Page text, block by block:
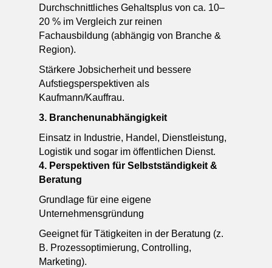
Durchschnittliches Gehaltsplus von ca. 10–
20 % im Vergleich zur reinen
Fachausbildung (abhängig von Branche &
Region).
Stärkere Jobsicherheit und bessere
Aufstiegsperspektiven als
Kaufmann/Kauffrau.
3. Branchenunabhängigkeit
Einsatz in Industrie, Handel, Dienstleistung,
Logistik und sogar im öffentlichen Dienst.
4. Perspektiven für Selbstständigkeit &
Beratung
Grundlage für eine eigene
Unternehmensgründung
Geeignet für Tätigkeiten in der Beratung (z.
B. Prozessoptimierung, Controlling,
Marketing).